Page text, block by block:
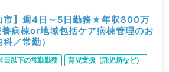
市】週4日～5日勤務★年収800万
病棟or地域包括ケア病棟管理のお
／常勤）
日以下の常勤勤務 育児支援（託児所など）